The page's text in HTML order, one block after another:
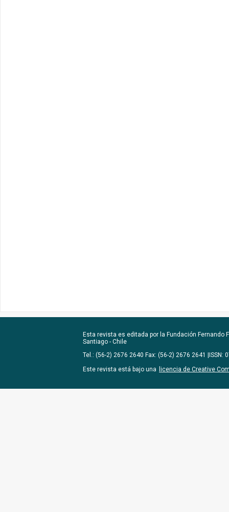
Esta revista es editada por la Fundación Fernando
Santiago - Chile
Tel.: (56-2) 2676 2640 Fax: (56-2) 2676 2641 |ISSN:
Este revista está bajo una
licencia de Creative